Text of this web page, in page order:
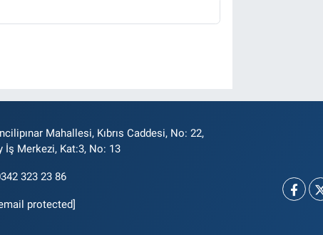
Mahallesi, Kıbrıs Caddesi, No: 22,
İş Merkezi, Kat:3, No: 13
323 23 86
protected]